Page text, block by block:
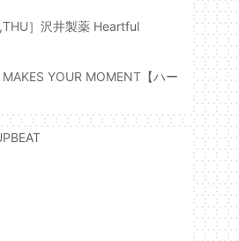
］ 沢井製薬 Heartful
MAKES YOUR MOMENT【ハー